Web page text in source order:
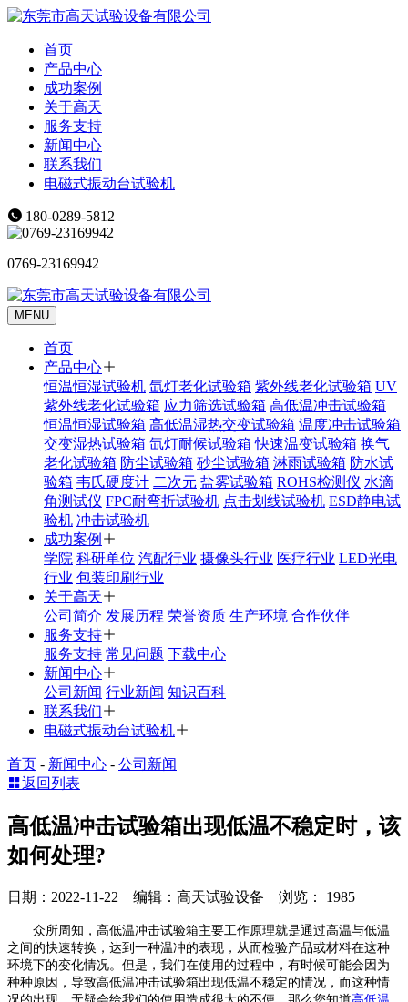
首页
产品中心
成功案例
关于高天
服务支持
新闻中心
联系我们
电磁式振动台试验机
180-0289-5812
0769-23169942
MENU
首页
产品中心
恒温恒湿试验机 氙灯老化试验箱 紫外线老化试验箱 UV
紫外线老化试验箱 应力筛选试验箱 高低温冲击试验箱
恒温恒湿试验箱 高低温湿热交变试验箱 温度冲击试验箱
交变湿热试验箱 氙灯耐候试验箱 快速温变试验箱 换气
老化试验箱 防尘试验箱 砂尘试验箱 淋雨试验箱 防水试
验箱 韦氏硬度计 二次元 盐雾试验箱 ROHS检测仪 水滴
角测试仪 FPC耐弯折试验机 点击划线试验机 ESD静电试
验机 冲击试验机
成功案例
学院 科研单位 汽配行业 摄像头行业 医疗行业 LED光电
行业 包装印刷行业
关于高天
公司简介 发展历程 荣誉资质 生产环境 合作伙伴
服务支持
服务支持 常见问题 下载中心
新闻中心
公司新闻 行业新闻 知识百科
联系我们
电磁式振动台试验机
首页 - 新闻中心 - 公司新闻
返回列表
高低温冲击试验箱出现低温不稳定时，该
如何处理?
日期：2022-11-22 编辑：高天试验设备 浏览： 1985
众所周知，高低温冲击试验箱主要工作原理就是通过高温与低温
之间的快速转换，达到一种温冲的表现，从而检验产品或材料在这种
环境下的变化情况。但是，我们在使用的过程中，有时候可能会因为
种种原因，导致高低温冲击试验箱出现低温不稳定的情况，而这种情